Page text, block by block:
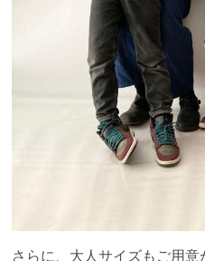
さらに、大人サイズもご用